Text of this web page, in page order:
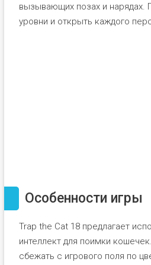
вызывающих позах и нарядах.
уровни и открыть каждого
Особенности игры
Trap the Cat 18 предлагает
интеллект для поимки
сбежать с игрового поля по